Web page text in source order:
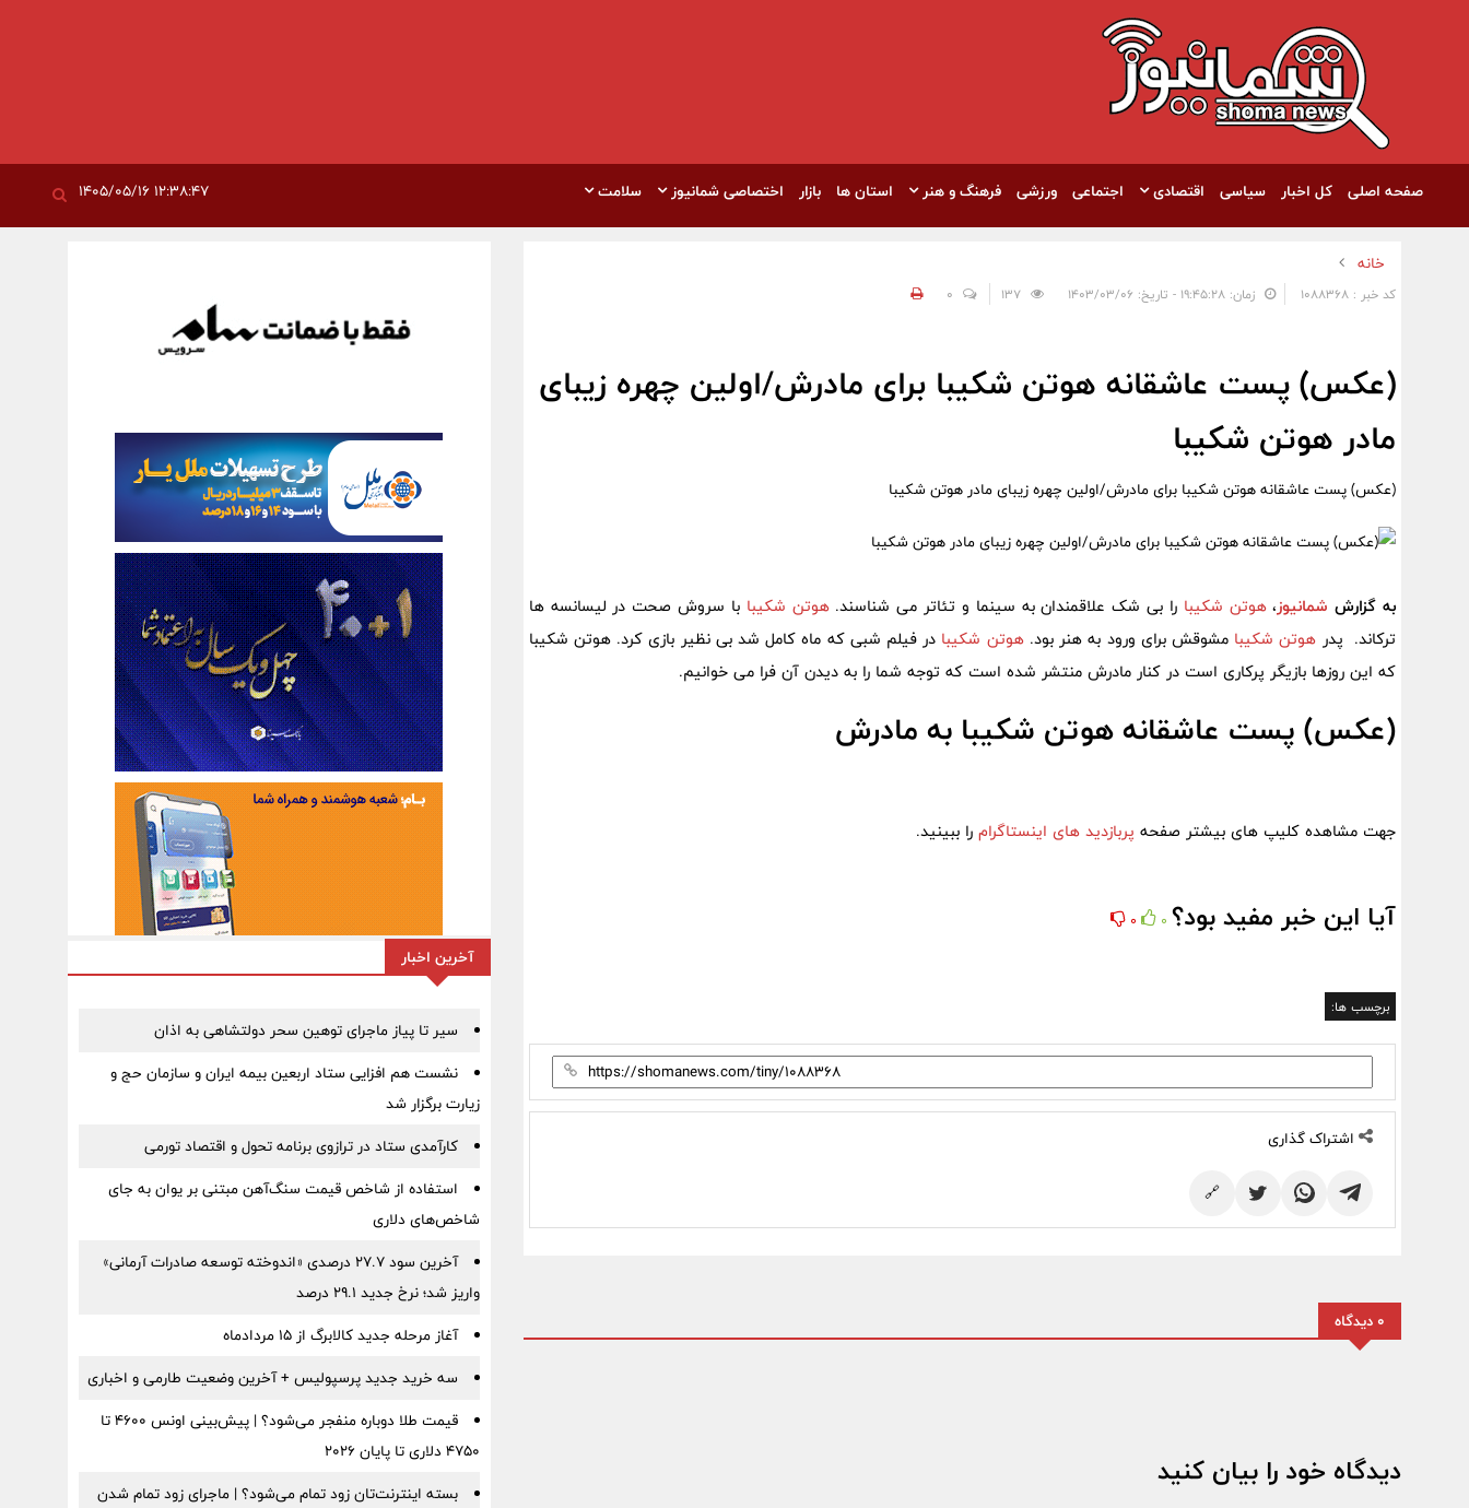
صفحه اصلی کل اخبار سیاسی اقتصادی اجتماعی ورزشی فرهنگ و هنر استان ها بازار اختصاصی شمانیوز سلامت
خانه
کد خبر : 1088368 زمان: ۱۹:۴۵:۲۸ - تاریخ: ۱۴۰۳/۰۳/۰۶ 0
(عکس) پست عاشقانه هوتن شکیبا برای مادرش/اولین چهره زیبای
مادر هوتن شکیبا
(عکس) پست عاشقانه هوتن شکیبا برای مادرش/اولین چهره زیبای مادر هوتن شکیبا
به گزارش شمانیوز،هوتن شکیبا را بی شک علاقمندان به سینما و تئاتر می شناسند.هوتن شکیبابا سروش صحت در لیسانسه ها
ترکاند. پدر هوتن شکیبا مشوقش برای ورود به هنر بود.هوتن شکیبا در فیلم شبی که ماه کامل شد بی نظیر بازی کرد. هوتن شکیبا
که این روزها بازیگر پرکاری است در کنار مادرش منتشر شده است که توجه شما را به دیدن آن فرا می خوانیم.
(عکس) پست عاشقانه هوتن شکیبا به مادرش
جهت مشاهده کلیپ های بیشتر صفحه پربازدید های اینستاگرام را ببینید.
آیا این خبر مفید بود؟ 0
0
برچسب ها:
اشتراک گذاری
🔗
0 دیدگاه
دیدگاه خود را بیان کنید
آخرین اخبار
سیر تا پیاز ماجرای توهین سحر دولتشاهی به اذان
نشست هم افزایی ستاد اربعین بیمه ایران و سازمان حج و
زیارت برگزار شد
کارآمدی ستاد در ترازوی برنامه تحول و اقتصاد تورمی
استفاده از شاخص قیمت سنگ‌آهن مبتنی بر یوان به جای
شاخص‌های دلاری
آخرین سود ۲۷.۷ درصدی «اندوخته توسعه صادرات آرمانی»
واریز شد؛ نرخ جدید ۲۹.۱ درصد
آغاز مرحله جدید کالابرگ از ۱۵ مردادماه
سه خرید جدید پرسپولیس + آخرین وضعیت طارمی و اخباری
قیمت طلا دوباره منفجر می‌شود؟ | پیش‌بینی اونس ۴۶۰۰ تا
۴۷۵۰ دلاری تا پایان ۲۰۲۶
بسته اینترنت‌تان زود تمام می‌شود؟ | ماجرای زود تمام شدن